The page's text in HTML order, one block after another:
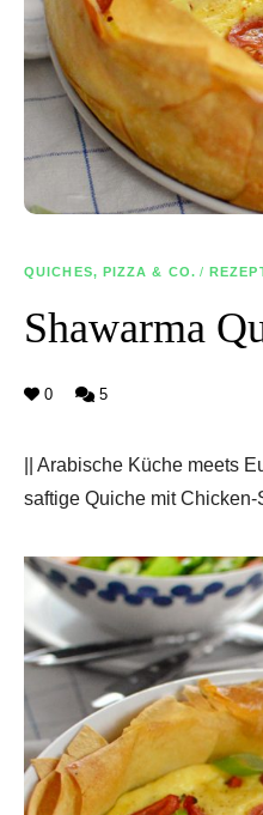
QUICHES, PIZZA & CO. /
Shawarma
0 5
|| Arabische Küche meets
saftige Quiche mit Chicken-